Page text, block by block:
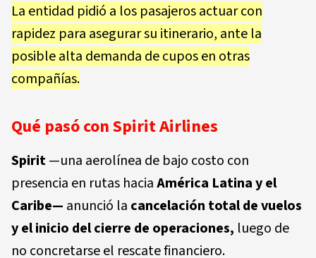
La entidad pidió a los pasajeros actuar con
rapidez para asegurar su itinerario, ante la
posible alta demanda de cupos en otras
compañías.
Qué pasó con Spirit Airlines
Spirit—una aerolínea de bajo costo con
presencia en rutas haciaAmérica Latina y el
Caribe— anunció la cancelación total de vuelos
y el inicio del cierre de operaciones, luego de
no concretarse el rescate financiero.